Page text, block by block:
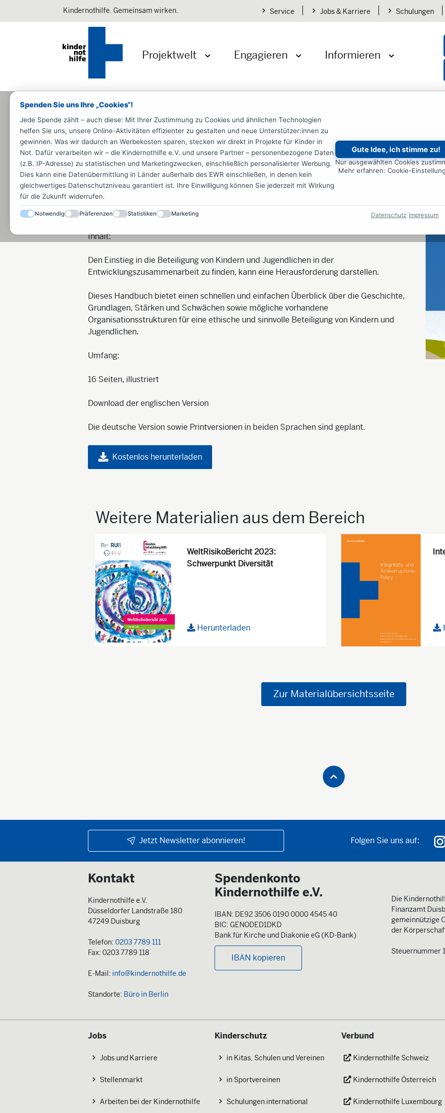
Spenden Sie uns Ihre „Cookies“!
Jede Spende zählt – auch diese: Mit Ihrer Zustimmung zu Cookies und ähnlichen Technologien
helfen Sie uns, unsere Online-Aktivitäten effizienter zu gestalten und neue Unterstützer:innen zu
gewinnen. Was wir dadurch an Werbekosten sparen, stecken wir direkt in Projekte für Kinder in
Not. Dafür verarbeiten wir – die Kindernothilfe e.V. und unsere Partner – personenbezogene Daten
(z.B. IP-Adresse) zu statistischen und Marketingzwecken, einschließlich personalisierter Werbung.
Dies kann eine Datenübermittlung in Länder außerhalb des EWR einschließen, in denen kein
gleichwertiges Datenschutzniveau garantiert ist. Ihre Einwilligung können Sie jederzeit mit Wirkung
für die Zukunft widerrufen.
Gute Idee, ich stimme zu!
Nur ausgewählten Cookies
Mehr erfahren: Cookie-
Notwendig Präferenzen Statistiken Marketing Datenschutz Impressum
Kindernothilfe. Gemeinsam wirken. Service Jobs & Karriere Schulungen
Projektwelt Engagieren Informieren
Startseite Informieren Materialien Übersicht Publikationen Handbuch: Children's
Fachpublikationen Studenten
Publikationen Children's Participation
Zielgruppe:
für Mitarbeitende aus der Entwicklungszusammenarbeit
Inhalt:
Den Einstieg in die Beteiligung von Kindern und Jugendlichen in der
Entwicklungszusammenarbeit zu finden, kann eine Herausforderung darstellen.
Dieses Handbuch bietet einen schnellen und einfachen Überblick über die Geschichte,
Grundlagen, Stärken und Schwächen sowie mögliche vorhandene
Organisationsstrukturen für eine ethische und sinnvolle Beteiligung von Kindern und
Jugendlichen.
Umfang:
16 Seiten, illustriert
Download der englischen Version
Die deutsche Version sowie Printversionen in beiden Sprachen sind geplant.
Kostenlos herunterladen
Weitere Materialien aus dem Bereich
WeltRisikoBericht 2023:
Schwerpunkt Diversität
Herunterladen
Zur Materialübersichtsseite
Jetzt Newsletter abonnieren! Folgen Sie uns auf:
Kontakt
Kindernothilfe e.V.
Düsseldorfer Landstraße 180
47249 Duisburg
Telefon: 0203 7789 111
Fax: 0203 7789 118
E-Mail: info@kindernothilfe.de
Standorte: Büro in Berlin
Spendenkonto
Kindernothilfe e.V.
IBAN: DE92 3506 0190 0000 4545 40
BIC: GENODED1DKD
Bank für Kirche und Diakonie eG (KD-Bank)
IBAN kopieren
Die
Finanzamt
gemeinnützige
der
Steuernummer
Jobs
Jobs und Karriere
Stellenmarkt
Arbeiten bei der Kindernothilfe
Kinderschutz
in Kitas, Schulen und Vereinen
in Sportvereinen
Schulungen international
Verbund
Kindernothilfe Schweiz
Kindernothilfe Österreich
Kindernothilfe Luxembourg